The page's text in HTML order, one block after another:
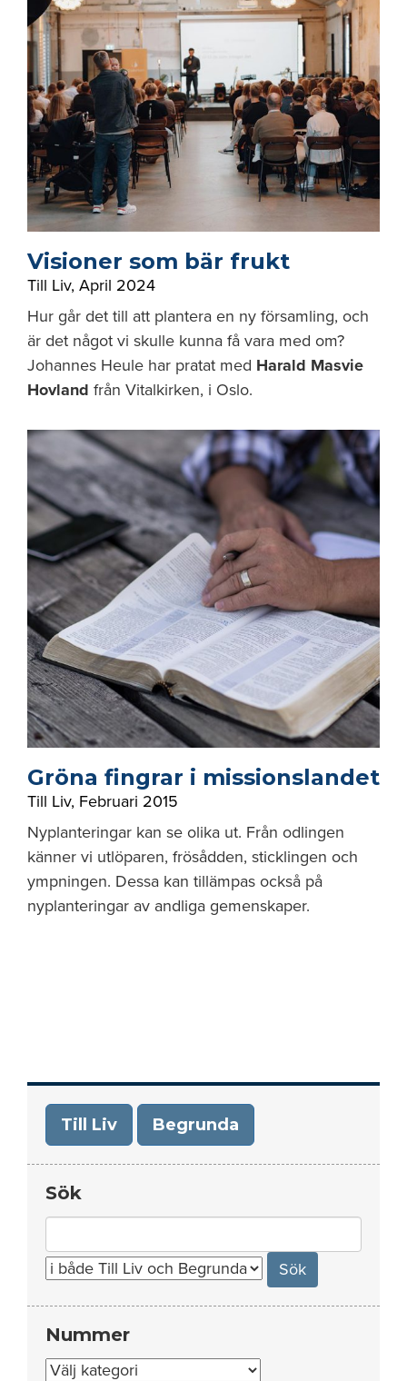
Visioner som bär frukt
Till Liv, April 2024
Hur går det till att plantera en ny församling, och
är det något vi skulle kunna få vara med om?
Johannes Heule har pratat med Harald Masvie
Hovland från Vitalkirken, i Oslo.
Gröna fingrar i missionslandet
Till Liv, Februari 2015
Nyplanteringar kan se olika ut. Från odlingen
känner vi utlöparen, frösådden, sticklingen och
ympningen. Dessa kan tillämpas också på
nyplanteringar av andliga gemenskaper.
Till Liv Begrunda
Sök
for:
Nummer
Nummer